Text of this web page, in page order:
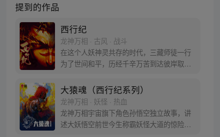
提到的作品
西行纪
龙神万相 · 古风 · 战斗
在这个人妖神灵共存的时代，三藏师徒一行
为了世间和平，历经千辛万苦到达彼岸取
变得美好….随着阴谋慢慢揭露，暗魂四起,
为了让“永恒之火”重新归位，小狼妖白狼不
辞万难，找到唐三藏大法师，和他一起重新
寻回徒弟们，组成全新“西行小队”，再度踏
上西行之旅……
大猿魂（西行纪系列）
龙神万相 · 妖怪 · 热血
龙神万相宇宙旗下角色孙悟空独立故事，讲
述大妖悟空前世今生称霸妖怪大道的惊险历